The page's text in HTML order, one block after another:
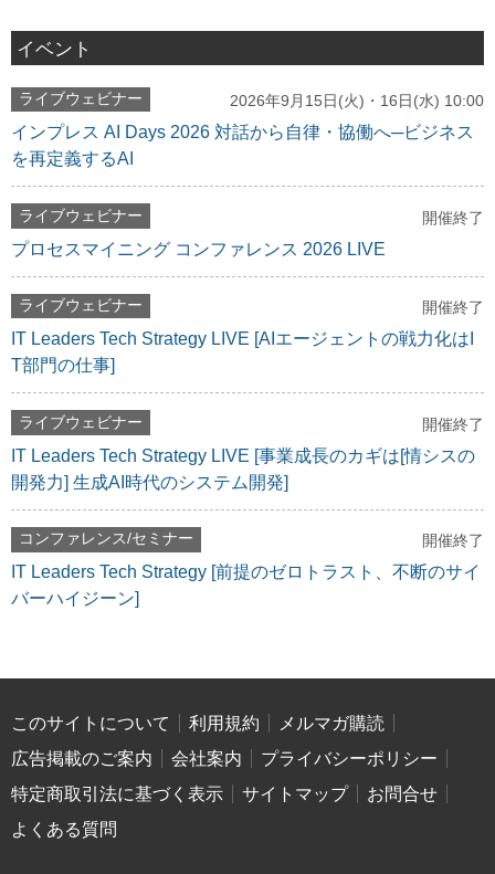
イベント
ライブウェビナー 2026年9月15日(火)・16日(水) 10:00
インプレス AI Days 2026 対話から自律・協働へ─ビジネス
を再定義するAI
ライブウェビナー 開催終了
プロセスマイニング コンファレンス 2026 LIVE
ライブウェビナー 開催終了
IT Leaders Tech Strategy LIVE [AIエージェントの戦力化はI
T部門の仕事]
ライブウェビナー 開催終了
IT Leaders Tech Strategy LIVE [事業成長のカギは[情シスの
開発力] 生成AI時代のシステム開発]
コンファレンス/セミナー 開催終了
IT Leaders Tech Strategy [前提のゼロトラスト、不断のサイ
バーハイジーン]
このサイトについて 利用規約
メルマガ購読
広告掲載のご案内
会社案内
プライバシーポリシー
特定商取引法に基づく表示
サイトマップ
お問合せ
よくある質問